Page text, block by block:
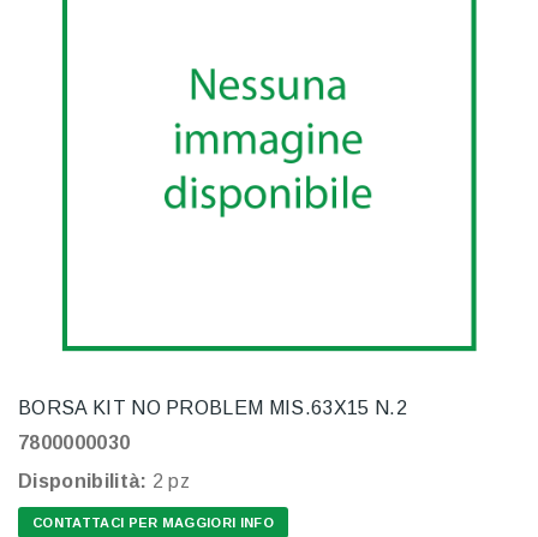
BORSA KIT NO PROBLEM MIS.63X15 N.2
7800000030
Disponibilità: 2 pz
CONTATTACI PER MAGGIORI INFO